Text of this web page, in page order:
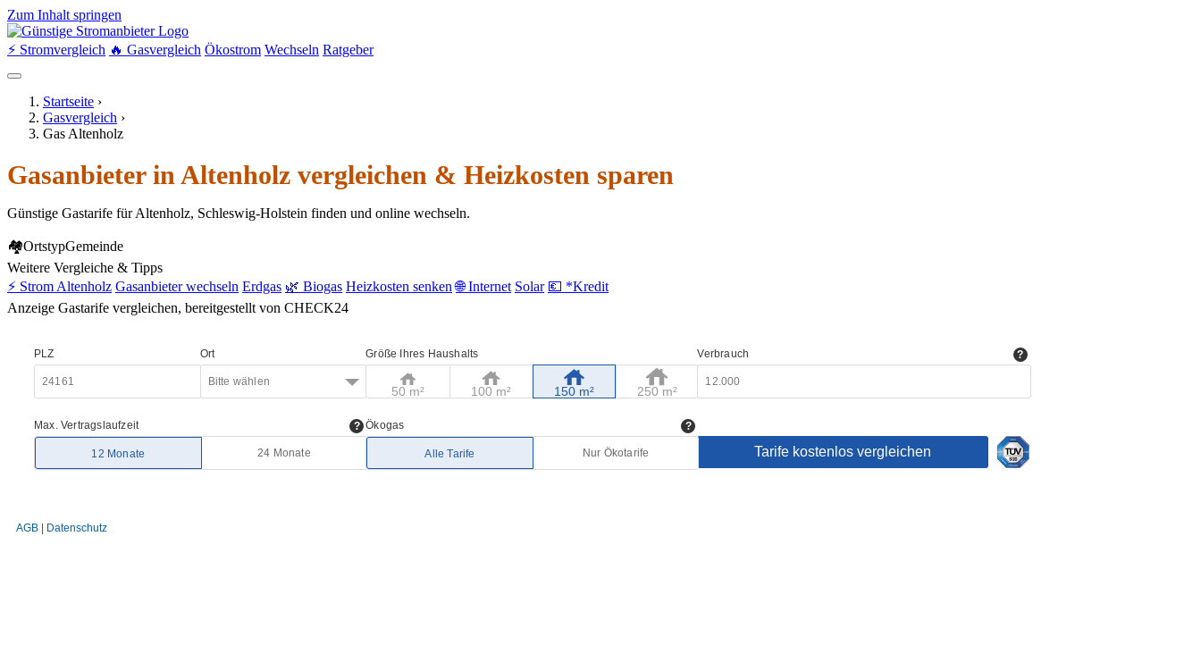
Zum Inhalt springen
⚡ Stromvergleich 🔥 Gasvergleich Ökostrom Wechseln Ratgeber
Startseite ›
Gasvergleich ›
Gas Altenholz
Gasanbieter in Altenholz vergleichen & Heizkosten sparen
Günstige Gastarife für Altenholz, Schleswig-Holstein finden und online wechseln.
🏘OrtstypGemeinde
Weitere Vergleiche & Tipps
⚡ Strom Altenholz Gasanbieter wechseln Erdgas 🌿 Biogas Heizkosten senken 🌐 Internet Solar 💶 *Kredit
Anzeige Gastarife vergleichen, bereitgestellt von CHECK24